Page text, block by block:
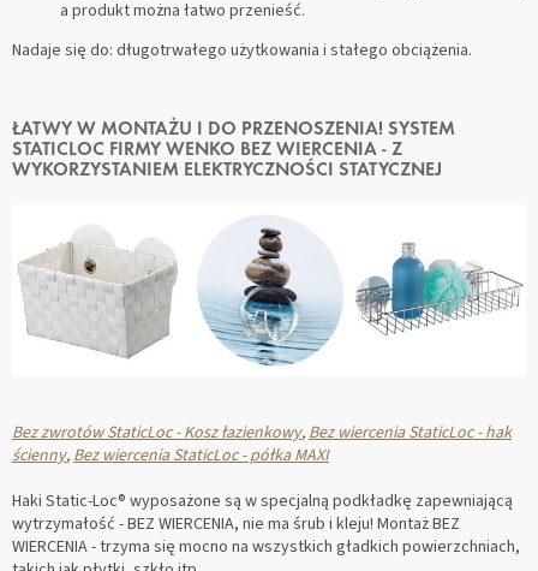
a produkt można łatwo przenieść.
Nadaje się do: długotrwałego użytkowania i stałego obciążenia.
ŁATWY W MONTAŻU I DO PRZENOSZENIA! SYSTEM
STATICLOC FIRMY WENKO BEZ WIERCENIA - Z
WYKORZYSTANIEM ELEKTRYCZNOŚCI STATYCZNEJ
Bez zwrotów StaticLoc - Kosz łazienkowy, Bez wiercenia StaticLoc - hak
ścienny, Bez wiercenia StaticLoc - półka MAXI
Haki Static-Loc® wyposażone są w specjalną podkładkę zapewniającą
wytrzymałość - BEZ WIERCENIA, nie ma śrub i kleju! Montaż BEZ
WIERCENIA - trzyma się mocno na wszystkich gładkich powierzchniach,